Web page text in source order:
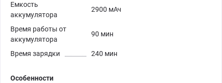
Емкость
аккумулятора
2900 мАч
Время работы от
аккумулятора
90 мин
Время зарядки 240 мин
Особенности